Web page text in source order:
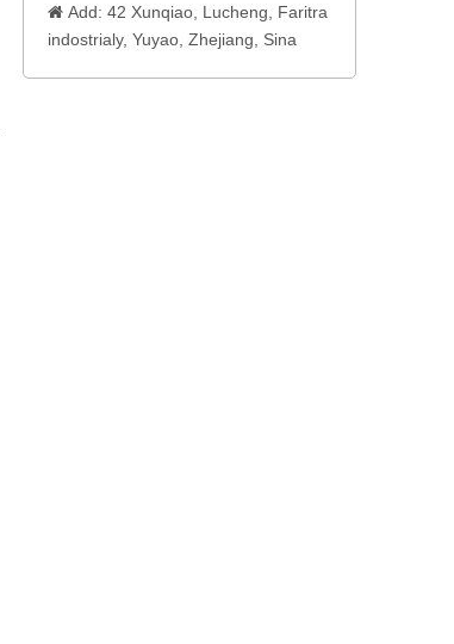
 Add: 42 Xunqiao, Lucheng, Faritra
indostrialy, Yuyao, Zhejiang, Sina